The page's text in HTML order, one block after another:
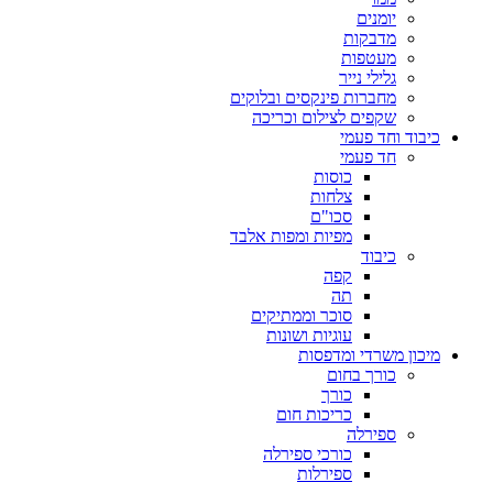
יומנים
מדבקות
מעטפות
גלילי נייר
מחברות פינקסים ובלוקים
שקפים לצילום וכריכה
כיבוד וחד פעמי
חד פעמי
כוסות
צלחות
סכו"ם
מפיות ומפות אלבד
כיבוד
קפה
תה
סוכר וממתיקים
עוגיות ושונות
מיכון משרדי ומדפסות
כורך בחום
כורך
כריכות חום
ספירלה
כורכי ספירלה
ספירלות